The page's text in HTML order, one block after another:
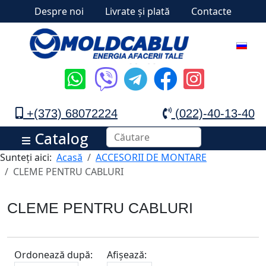
Despre noi Livrate și plată Contacte
+(373) 68072224 (022)-40-13-40
Catalog
Sunteți aici: Acasă
ACCESORII DE MONTARE
CLEME PENTRU CABLURI
CLEME PENTRU CABLURI
Ordonează după: Afișează: